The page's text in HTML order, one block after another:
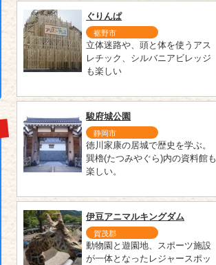
ぐりんぱ
裾野市
立体迷路や、頭と体を使うアス
レチック、シルバニアビレッジ
も楽しい
駿府城公園
静岡市
徳川家康の居城で歴史を学ぶ。
巽櫓(たつみやぐら)内の資料館も
楽しい。
伊豆アニマルキングダム
賀茂郡
動物園と遊園地、スポーツ施設
が一体となったレジャースポッ